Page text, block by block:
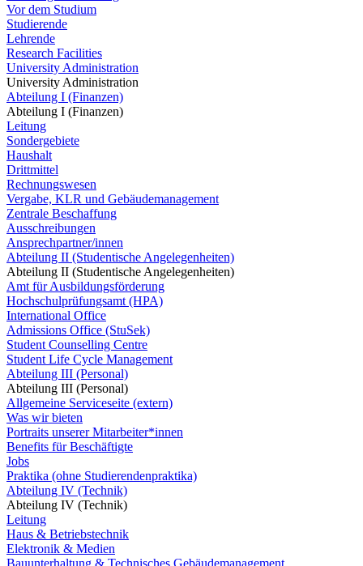
Vor dem Studium
Studierende
Lehrende
Research Facilities
University Administration
University Administration
Abteilung I (Finanzen)
Abteilung I (Finanzen)
Leitung
Sondergebiete
Haushalt
Drittmittel
Rechnungswesen
Vergabe, KLR und Gebäudemanagement
Zentrale Beschaffung
Ausschreibungen
Ansprechpartner/innen
Abteilung II (Studentische Angelegenheiten)
Abteilung II (Studentische Angelegenheiten)
Amt für Ausbildungsförderung
Hochschulprüfungsamt (HPA)
International Office
Admissions Office (StuSek)
Student Counselling Centre
Student Life Cycle Management
Abteilung III (Personal)
Abteilung III (Personal)
Allgemeine Serviceseite (extern)
Was wir bieten
Portraits unserer Mitarbeiter*innen
Benefits für Beschäftigte
Jobs
Praktika (ohne Studierendenpraktika)
Abteilung IV (Technik)
Abteilung IV (Technik)
Leitung
Haus & Betriebstechnik
Elektronik & Medien
Bauunterhaltung & Technisches Gebäudemanagement